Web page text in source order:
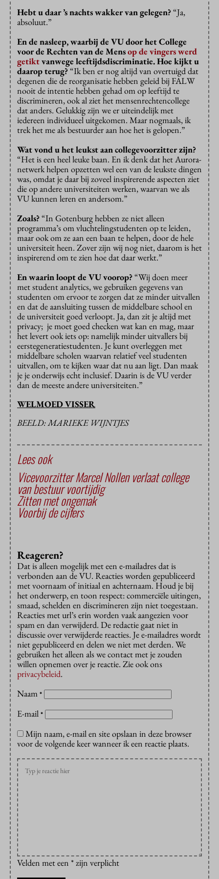
Hebt u daar ’s nachts wakker van gelegen?“Ja,
absoluut.”
En de nasleep, waarbij de VU door het College
voor de Rechten van de Mensop de vingers werd
getiktvanwege leeftijdsdiscriminatie. Hoe kijkt u
daarop terug?“Ik ben er nog altijd van overtuigd dat
degenen die de reorganisatie hebben geleid bij FALW
nooit de intentie hebben gehad om op leeftijd te
discrimineren, ook al ziet het mensenrechtencollege
dat anders. Gelukkig zijn we er uiteindelijk met
iedereen individueel uitgekomen. Maar nogmaals, ik
trek het me als bestuurder aan hoe het is gelopen.”
Wat vond u het leukst aan collegevoorzitter zijn?
“Het is een heel leuke baan. En ik denk dat het Aurora-
netwerk helpen opzetten wel een van de leukste dingen
was, omdat je daar bij zoveel inspirerende aspecten ziet
die op andere universiteiten werken, waarvan we als
VU kunnen leren en andersom.”
Zoals?“In Gotenburg hebben ze niet alleen
programma’s om vluchtelingstudenten op te leiden,
maar ook om ze aan een baan te helpen, door de hele
universiteit heen. Zover zijn wij nog niet, daarom is het
inspirerend om te zien hoe dat daar werkt.”
En waarin loopt de VU voorop?“Wij doen meer
met student analytics, we gebruiken gegevens van
studenten om ervoor te zorgen dat ze minder uitvallen
en dat de aansluiting tussen de middelbare school en
de universiteit goed verloopt. Ja, dan zit je altijd met
privacy; je moet goed checken wat kan en mag, maar
het levert ook iets op: namelijk minder uitvallers bij
eerstegeneratiestudenten. Je kunt overleggen met
middelbare scholen waarvan relatief veel studenten
uitvallen, om te kijken waar dat nu aan ligt. Dan maak
je je onderwijs echt inclusief. Daarin is de VU verder
dan de meeste andere universiteiten.”
WELMOED VISSER
BEELD: MARIEKE WIJNTJES
Lees ook
Vicevoorzitter Marcel Nollen verlaat college
van bestuur voortijdig
Zitten met ongemak
Voorbij de cijfers
Reageren?
Dat is alleen mogelijk met een e-mailadres dat is
verbonden aan de VU. Reacties worden gepubliceerd
met voornaam of initiaal en achternaam. Houd je bij
het onderwerp, en toon respect: commerciële uitingen,
smaad, schelden en discrimineren zijn niet toegestaan.
Reacties met url’s erin worden vaak aangezien voor
spam en dan verwijderd. De redactie gaat niet in
discussie over verwijderde reacties. Je e-mailadres wordt
niet gepubliceerd en delen we niet met derden. We
gebruiken het alleen als we contact met je zouden
willen opnemen over je reactie. Zie ook ons
privacybeleid.
Naam *
E-mail *
Mijn naam, e-mail en site opslaan in deze browser
voor de volgende keer wanneer ik een reactie plaats.
Velden met een * zijn verplicht